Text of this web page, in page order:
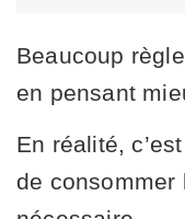
Beaucoup
en pensant
En réalité,
de consommer